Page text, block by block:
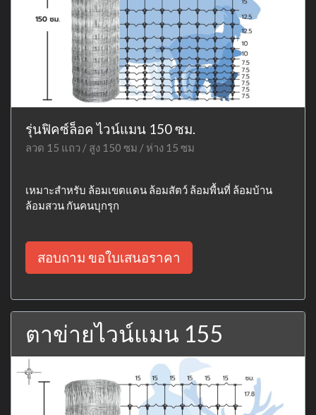
รุ่นฟิคซ์ล็อค ไวน์แมน 150 ซม.
ลวด 15 แถว / สูง 150 ซม / ห่าง 15 ซม
เหมาะสำหรับ ล้อมเขตแดน ล้อมสัตว์ ล้อมพื้นที่ ล้อมบ้าน
ล้อมสวน กันคนบุกรุก
สอบถาม ขอใบเสนอราคา
ตาข่ายไวน์แมน 155